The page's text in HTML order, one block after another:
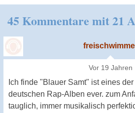
45 Kommentare mit 21
Vor 19 Jahren
Ich finde "Blauer Samt" ist eines
deutschen Rap-Alben ever. zum
tauglich, immer musikalisch